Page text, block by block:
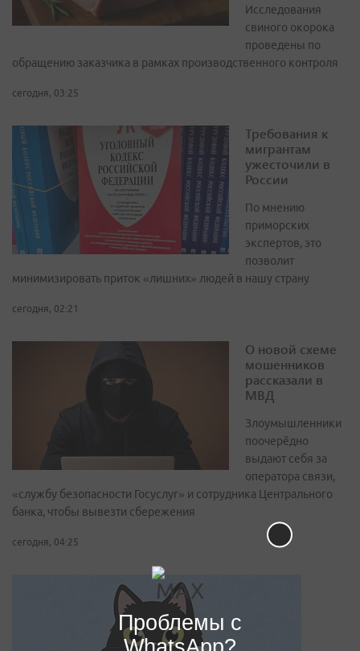
Исследования
свиного окорока
проведены по
обращению заказчика в рамках производственного контроля
сегодня, 03:25
Требования к
мигрантам
ужесточили в
России
По мнению
приморских
экспертов, это
позволит
минимизировать приток «лишних» людей в нашу страну
сегодня, 02:21
О новой схеме
мошенников
рассказали в
МВД
Злоумышленники
поочерёдно
выдают себя за
оператора связи,
«службу безопасности Госуслуг» и сотрудника Центрального
банка, чтобы вывезти сбережения
сегодня, 04:25
Проблемы с